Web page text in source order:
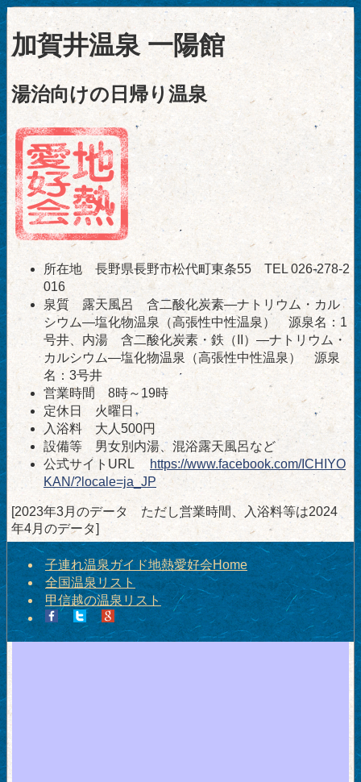
加賀井温泉 一陽館
湯治向けの日帰り温泉
所在地 長野県長野市松代町東条55 TEL 026-278-2
016
泉質 露天風呂 含二酸化炭素―ナトリウム・カル
シウム―塩化物温泉（高張性中性温泉） 源泉名：1
号井、内湯 含二酸化炭素・鉄（II）―ナトリウム・
カルシウム―塩化物温泉（高張性中性温泉） 源泉
名：3号井
営業時間 8時～19時
定休日 火曜日
入浴料 大人500円
設備等 男女別内湯、混浴露天風呂など
公式サイトURL
https://www.facebook.com/ICHIYO
KAN/?locale=ja_JP
[2023年3月のデータ ただし営業時間、入浴料等は2024
年4月のデータ]
子連れ温泉ガイド地熱愛好会Home
全国温泉リスト
甲信越の温泉リスト